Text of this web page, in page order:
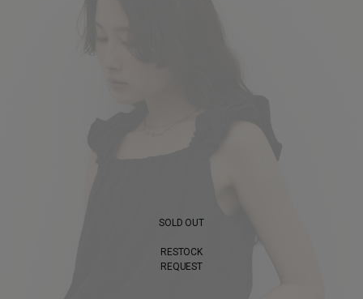
SOLD OUT
RESTOCK
REQUEST